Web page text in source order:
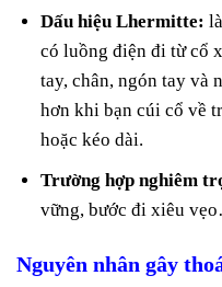
Dấu hiệu Lhermitte:
có luồng điện đi từ cổ
tay, chân, ngón tay và
hơn khi bạn cúi cổ về
hoặc kéo dài.
Trường hợp nghiêm
vững, bước đi xiêu
Nguyên nhân gây